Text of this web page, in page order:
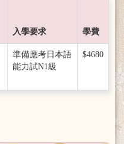
入學要求 學費
準備應考日本語
能力試N1級
$4680